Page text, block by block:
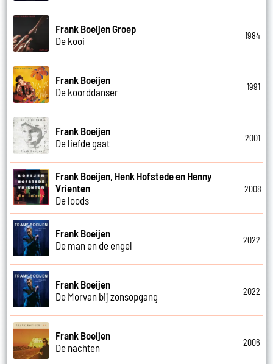
Frank Boeijen Groep
De kooi
1984
Frank Boeijen
De koorddanser
1991
Frank Boeijen
De liefde gaat
2001
Frank Boeijen, Henk Hofstede en Henny
Vrienten
De loods
2008
Frank Boeijen
De man en de engel
2022
Frank Boeijen
De Morvan bij zonsopgang
2022
Frank Boeijen
De nachten
2006